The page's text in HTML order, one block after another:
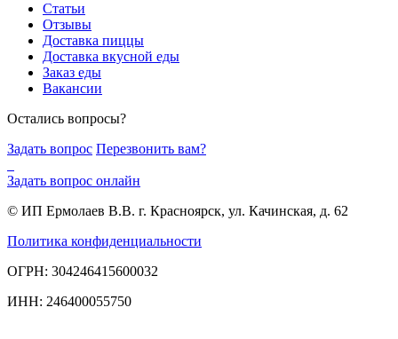
Статьи
Отзывы
Доставка пиццы
Доставка вкусной еды
Заказ еды
Вакансии
Остались вопросы?
Задать вопрос Перезвонить вам?
Задать вопрос онлайн
© ИП Ермолаев В.В. г. Красноярск, ул. Качинская, д. 62
Политика конфиденциальности
ОГРН: 304246415600032
ИНН: 246400055750